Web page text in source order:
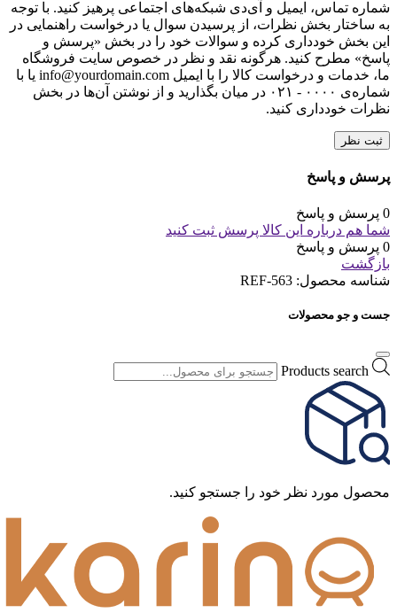
شماره تماس، ایمیل و آی‌دی شبکه‌های اجتماعی پرهیز کنید. با توجه
به ساختار بخش نظرات، از پرسیدن سوال یا درخواست راهنمایی در
این بخش خودداری کرده و سوالات خود را در بخش «پرسش و
پاسخ» مطرح کنید. هرگونه نقد و نظر در خصوص سایت فروشگاه
ما، خدمات و درخواست کالا را با ایمیل info@yourdomain.com یا با
شماره‌ی ۰۰۰۰ - ۰۲۱ در میان بگذارید و از نوشتن آن‌ها در بخش
نظرات خودداری کنید.
ثبت نظر
پرسش و پاسخ
0 پرسش و پاسخ
شما هم درباره این کالا پرسش ثبت کنید
0 پرسش و پاسخ
بازگشت
شناسه محصول: REF-563
جست و جو محصولات
Products search
محصول مورد نظر خود را جستجو کنید.